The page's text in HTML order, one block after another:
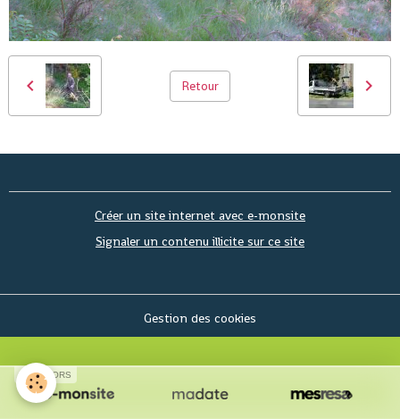
Retour
Créer un site internet avec e-monsite
Signaler un contenu illicite sur ce site
Gestion des cookies
SPONSORS